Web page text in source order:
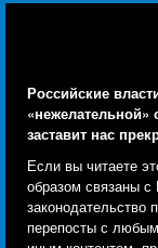
Российские
«нежелательной»
заставит нас
Если вы читаете
образом связаны с
законодательство
перепосты с
menu
Заявление о
Text Version
© 2026 Human
Human Rights
Human Rights
Мы
отслеживания
инструменты,